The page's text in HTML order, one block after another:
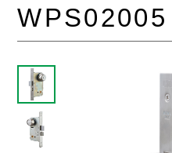
WPS02005